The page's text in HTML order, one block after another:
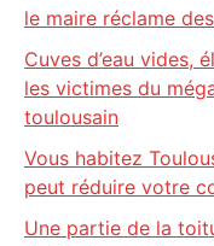
le maire réclame
Cuves d’eau vides,
les victimes du
toulousain
Vous habitez
peut réduire votre
Une partie de la